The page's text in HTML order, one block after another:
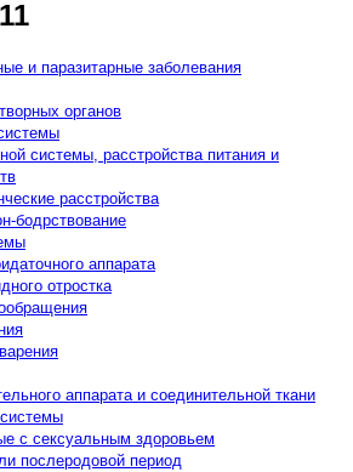
и паразитарные заболевания
органов
системы, расстройства питания и
расстройства
бодрствование
аппарата
отростка
аппарата и соединительной ткани
с сексуальным здоровьем
послеродовой период